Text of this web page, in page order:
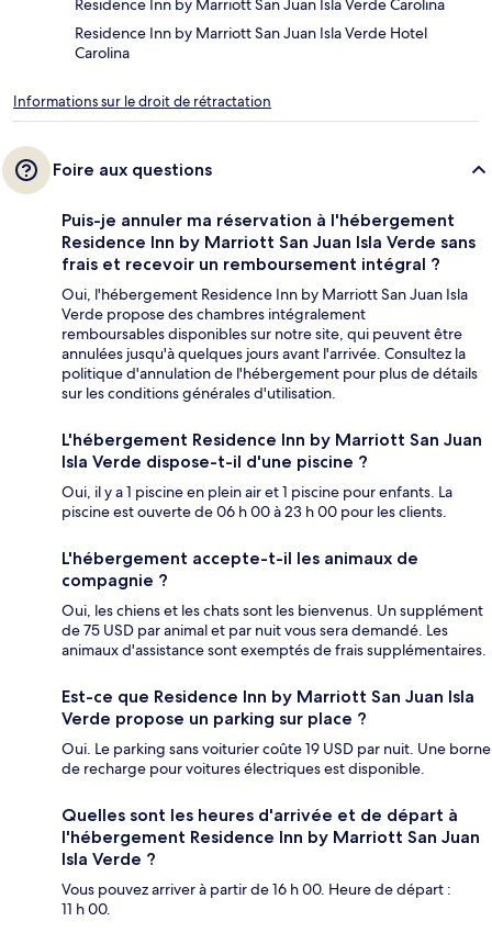
Residence Inn by Marriott San Juan Isla Verde Carolina
Residence Inn by Marriott San Juan Isla Verde Hotel
Carolina
Informations sur le droit de rétractation
Foire aux questions
Puis-je annuler ma réservation à l'hébergement
Residence Inn by Marriott San Juan Isla Verde sans
frais et recevoir un remboursement intégral ?
Oui, l'hébergement Residence Inn by Marriott San Juan Isla
Verde propose des chambres intégralement
remboursables disponibles sur notre site, qui peuvent être
annulées jusqu'à quelques jours avant l'arrivée. Consultez la
politique d'annulation de l'hébergement pour plus de détails
sur les conditions générales d'utilisation.
L'hébergement Residence Inn by Marriott San Juan
Isla Verde dispose-t-il d'une piscine ?
Oui, il y a 1 piscine en plein air et 1 piscine pour enfants. La
piscine est ouverte de 06 h 00 à 23 h 00 pour les clients.
L'hébergement accepte-t-il les animaux de
compagnie ?
Oui, les chiens et les chats sont les bienvenus. Un supplément
de 75 USD par animal et par nuit vous sera demandé. Les
animaux d'assistance sont exemptés de frais supplémentaires.
Est-ce que Residence Inn by Marriott San Juan Isla
Verde propose un parking sur place ?
Oui. Le parking sans voiturier coûte 19 USD par nuit. Une borne
de recharge pour voitures électriques est disponible.
Quelles sont les heures d'arrivée et de départ à
l'hébergement Residence Inn by Marriott San Juan
Isla Verde ?
Vous pouvez arriver à partir de 16 h 00. Heure de départ :
11 h 00.